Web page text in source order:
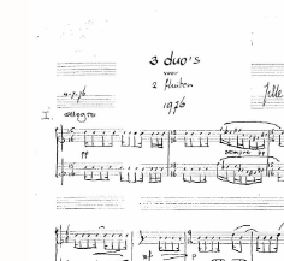
Componisten
nieuws
events